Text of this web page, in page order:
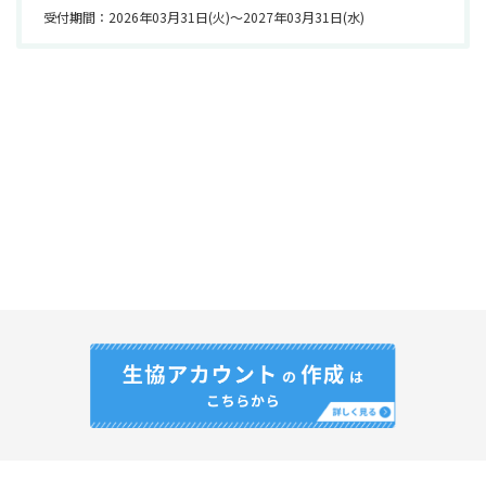
受付期間：2026年03月31日(火)〜2027年03月31日(水)